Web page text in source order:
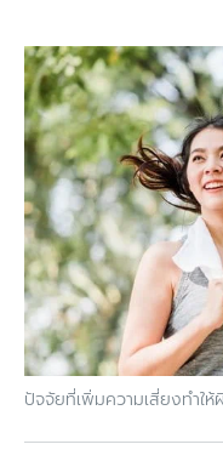
ปัจจัยที่เพิ่มความเสี่ยงทำใ